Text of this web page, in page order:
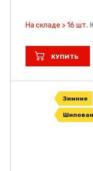
На складе > 16 шт.
КУПИТЬ
Зимние